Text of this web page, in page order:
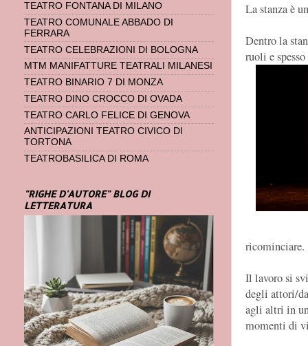
La stanza è
Dentro la
ruoli e
ricominciare.
Il lavoro si
degli attori/
agli altri in
momenti di
TEATRO FONTANA DI MILANO
TEATRO COMUNALE ABBADO DI
FERRARA
TEATRO CELEBRAZIONI DI BOLOGNA
MTM MANIFATTURE TEATRALI MILANESI
TEATRO BINARIO 7 DI MONZA
TEATRO DINO CROCCO DI OVADA
TEATRO CARLO FELICE DI GENOVA
ANTICIPAZIONI TEATRO CIVICO DI
TORTONA
TEATROBASILICA DI ROMA
"RIGHE D'AUTORE" BLOG DI
LETTERATURA